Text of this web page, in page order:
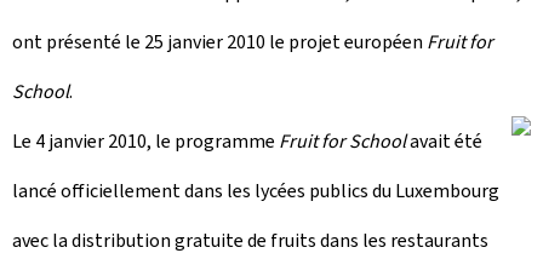
ont présenté le 25 janvier 2010 le projet européen Fruit for
School.
Le 4 janvier 2010, le programme Fruit for Schoolavait été
lancé officiellement dans les lycées publics du Luxembourg
avec la distribution gratuite de fruits dans les restaurants